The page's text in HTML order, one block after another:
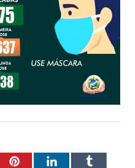
PinterestLinkedInTumblr